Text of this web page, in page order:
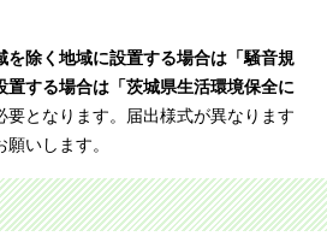
を除く地域に設置する場合は「騒音規
置する場合は「茨城県生活環境保全に
要となります。届出様式が異なります
いします。